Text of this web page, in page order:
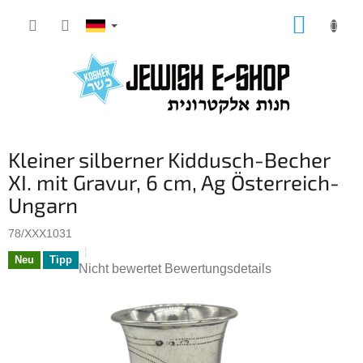
Inhalt
Kleiner silberner Kiddusch-Becher
XI. mit Gravur, 6 cm, Ag Österreich-
Ungarn
78/XXX1031
Neu Tipp
Die
Produktbewertung
Nicht bewertet Bewertungsdetails